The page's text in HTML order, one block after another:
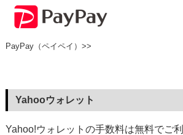
PayPay（ペイペイ）>>
Yahooウォレット
Yahoo!ウォレットの手数料は無料でご